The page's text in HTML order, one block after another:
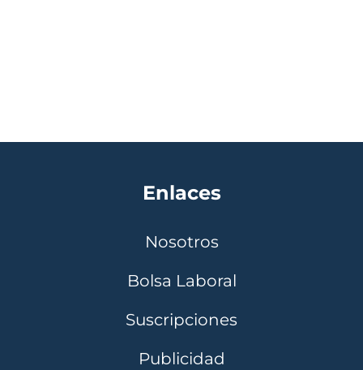
Enlaces
Nosotros
Bolsa Laboral
Suscripciones
Publicidad